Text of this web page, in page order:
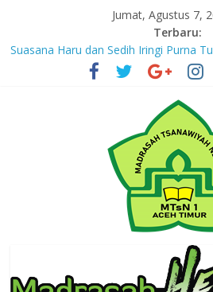
content
Jumat, Agustus 7,
Terbaru:
Suasana Haru dan Sedih Iringi Purna
Masuki Tahun Ketiga, MTsN 1 Aceh
Guru untuk Hadirkan Inovasi Kelas
Jejak yang Tertinggal – Part III
Jejak yang Tertinggal – Part II
Jejak yang Tertinggal – Part I